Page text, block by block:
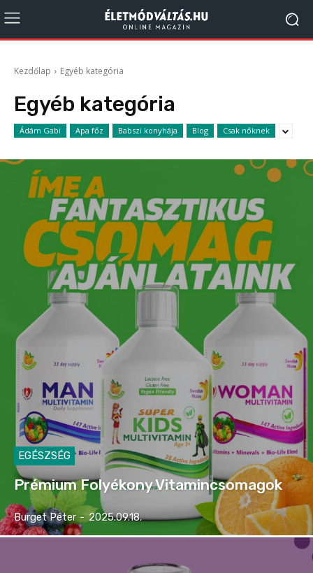
Kezdőlap Egyéb kategória
Egyéb kategória
Ádám Gabi Apa főz Babszi konyhája Blog Csak nőknek
EGÉSZSÉG
Prémium Folyékony Vitamincsomagok
Burget Péter - 2025.09.18.